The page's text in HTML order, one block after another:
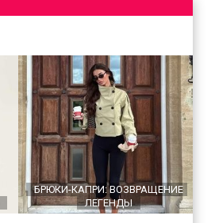
БРЮКИ-КАПРИ: ВОЗВРАЩЕНИЕ
ЛЕГЕНДЫ